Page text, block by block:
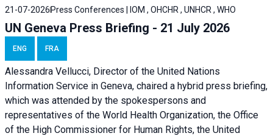
21-07-2026 Press Conferences | IOM , OHCHR , UNHCR , WHO
UN Geneva Press Briefing - 21 July 2026
ENG FRA
Alessandra Vellucci, Director of the United Nations
Information Service in Geneva, chaired a hybrid press briefing,
which was attended by the spokespersons and
representatives of the World Health Organization, the Office
of the High Commissioner for Human Rights, the United